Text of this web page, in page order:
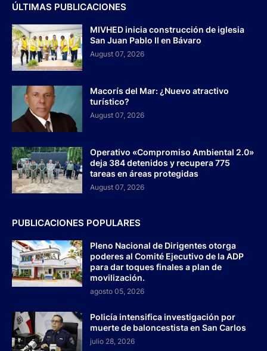
ÚLTIMAS PUBLICACIONES
MIVHED inicia construcción de iglesia
San Juan Pablo II en Bávaro
August 07, 2026
Macorís del Mar: ¿Nuevo atractivo
turístico?
August 07, 2026
Operativo «Compromiso Ambiental 2.0»
deja 384 detenidos y recupera 775
tareas en áreas protegidas
August 07, 2026
PUBLICACIONES POPULARES
Pleno Nacional de Dirigentes otorga
poderes al Comité Ejecutivo de la ADP
para dar toques finales a plan de
movilización.
agosto 05, 2026
Policía intensifica investigación por
muerte de baloncestista en San Carlos
julio 28, 2026